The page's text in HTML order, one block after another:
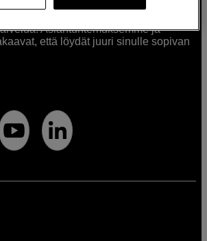
Asiantuntemuksemme ja
että löydät juuri sinulle sopivan